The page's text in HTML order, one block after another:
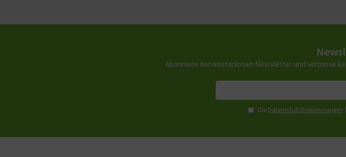
Abonniere den kostenlosen Newsletter und verpasse
Die Datenschutzbestimmungen